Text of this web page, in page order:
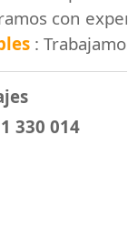
con
:
330 014